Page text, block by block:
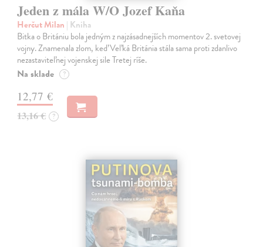
Jeden z mála W/O Jozef Kaňa
Herčut Milan | Kniha
Bitka o Britániu bola jedným z najzásadnejších momentov 2. svetovej
vojny. Znamenala zlom, keď Veľká Británia stála sama proti zdanlivo
nezastaviteľnej vojenskej sile Tretej ríše.
Na sklade ?
12,77 €
13,16 € ?